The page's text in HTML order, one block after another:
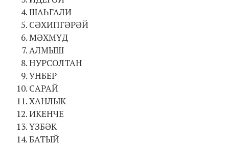
ШАҺГАЛИ
СӘХИПГӘРӘЙ
МӘХМҮД
АЛМЫШ
НУРСОЛТАН
УНБЕР
САРАЙ
ХАНЛЫК
ИКЕНЧЕ
ҮЗБӘК
БАТЫЙ